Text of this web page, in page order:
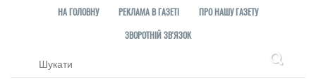
НА ГОЛОВНУ РЕКЛАМА В ГАЗЕТІ
ПРО НАШУ ГАЗЕТУ
ЗВОРОТНІЙ ЗВ'ЯЗОК